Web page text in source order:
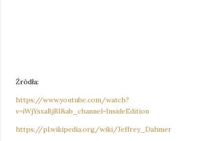
Źródła:
https://www.youtube.com/watch?
v=iWjYsxaBjBI&ab_channel=InsideEdition
https://pl.wikipedia.org/wiki/Jeffrey_Dahmer